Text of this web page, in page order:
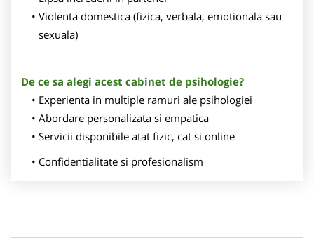
Violenta domestica (fizica, verbala, emotionala sau
sexuala)
De ce sa alegi acest cabinet de psihologie?
Experienta in multiple ramuri ale psihologiei
Abordare personalizata si empatica
Servicii disponibile atat fizic, cat si online
Confidentialitate si profesionalism